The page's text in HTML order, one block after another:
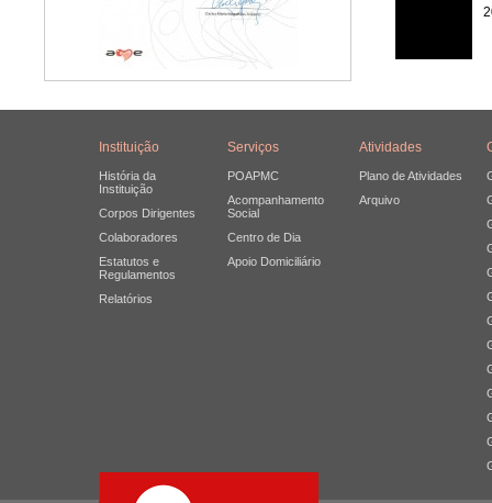
Instituição
História da
Instituição
Corpos Dirigentes
Colaboradores
Estatutos e
Regulamentos
Relatórios
Serviços
POAPMC
Acompanhamento
Social
Centro de Dia
Apoio Domiciliário
Atividades
Plano de Atividades
Arquivo